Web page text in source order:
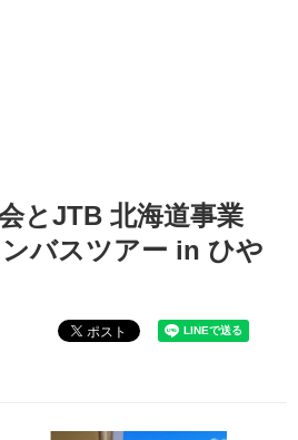
山町村会とJTB 北海道事業部、「レストラ
とJTB 北海道事業
バスツアー in ひや
ポスト